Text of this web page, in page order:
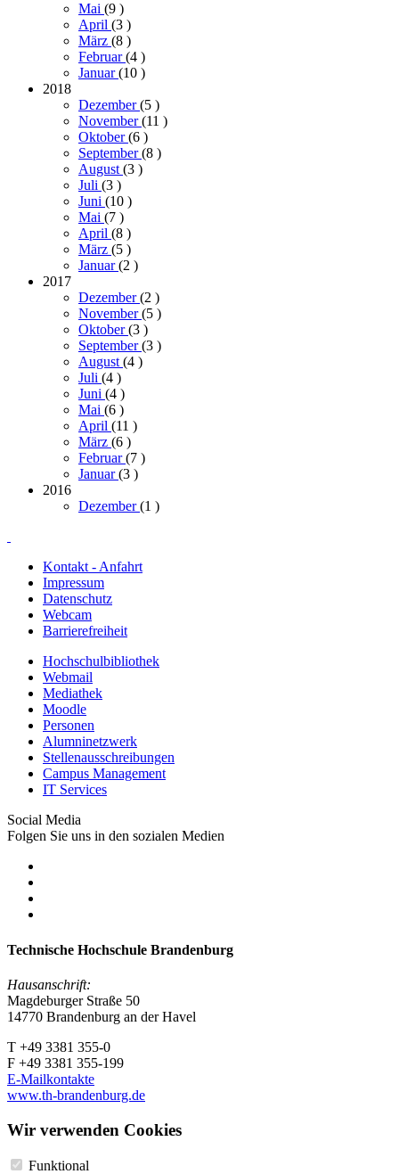
Mai (9 )
April (3 )
März (8 )
Februar(4 )
Januar(10 )
2018
Dezember(5 )
November(11 )
Oktober(6 )
September(8 )
August(3 )
Juli (3 )
Juni (10 )
Mai (7 )
April (8 )
März (5 )
Januar(2 )
2017
Dezember(2 )
November(5 )
Oktober(3 )
September(3 )
August(4 )
Juli (4 )
Juni (4 )
Mai (6 )
April (11 )
März (6 )
Februar(7 )
Januar(3 )
2016
Dezember(1 )
Kontakt - Anfahrt
Impressum
Datenschutz
Webcam
Barrierefreiheit
Hochschulbibliothek
Webmail
Mediathek
Moodle
Personen
Alumninetzwerk
Stellenausschreibungen
Campus Management
IT Services
Social Media
Folgen Sie uns in den sozialen Medien
Technische Hochschule Brandenburg
Hausanschrift:
Magdeburger Straße 50
14770 Brandenburg an der Havel
T +49 3381 355-0
F +49 3381 355-199
E-Mailkontakte
www.th-brandenburg.de
Wir verwenden Cookies
Funktional